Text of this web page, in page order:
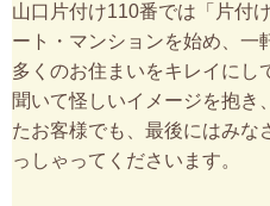
山口片付け110番では「片付
ート・マンションを始め、一
多くのお住まいをキレイにし
聞いて怪しいイメージを抱き
たお客様でも、最後にはみな
っしゃってくださいます。